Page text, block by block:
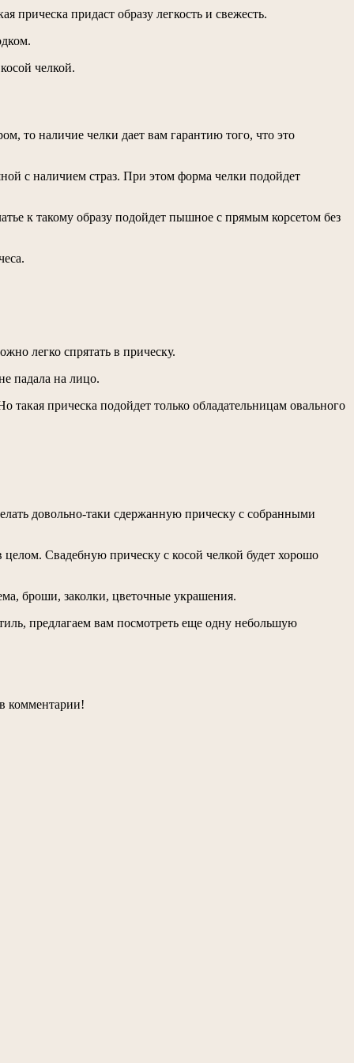
прическа придаст образу легкость и свежесть.
челкой.
то наличие челки дает вам гарантию того, что это
с наличием страз. При этом форма челки подойдет
к такому образу подойдет пышное с прямым корсетом без
легко спрятать в прическу.
падала на лицо.
прическа подойдет только обладательницам овального
довольно-таки сдержанную прическу с собранными
Свадебную прическу с косой челкой будет хорошо
броши, заколки, цветочные украшения.
предлагаем вам посмотреть еще одну небольшую
комментарии!